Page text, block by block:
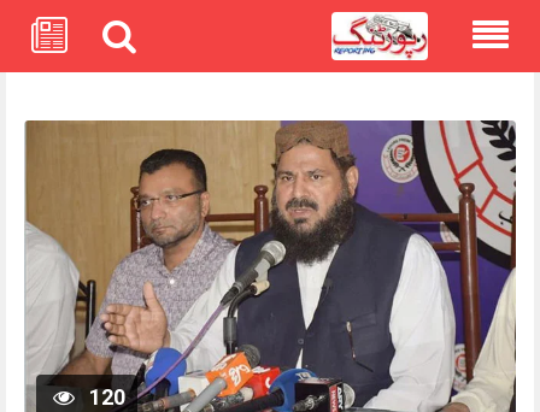
120